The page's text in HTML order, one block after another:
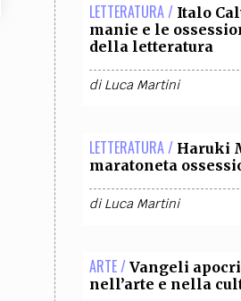
LETTERATURA / Italo
manie e le
della letteratura
diLuca Martini
LETTERATURA / Haruki
maratoneta
diLuca Martini
ARTE / Vangeli
nell’arte e nella